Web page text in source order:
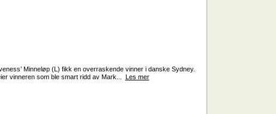
Minneløp (L) fikk en overraskende vinner i danske Sydney.
vinneren som ble smart ridd av Mark... Les mer